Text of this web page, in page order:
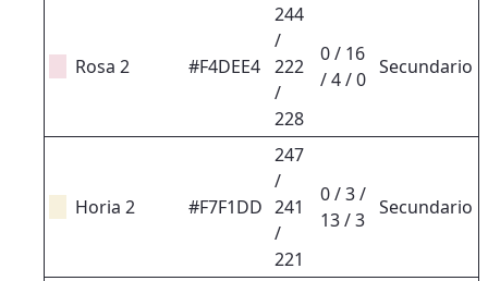
Rosa 2 #F4DEE4
244
/
222
/
228
0 / 16
/ 4 / 0
Secundario
Horia 2 #F7F1DD
247
/
241
/
221
0 / 3 /
13 / 3
Secundario